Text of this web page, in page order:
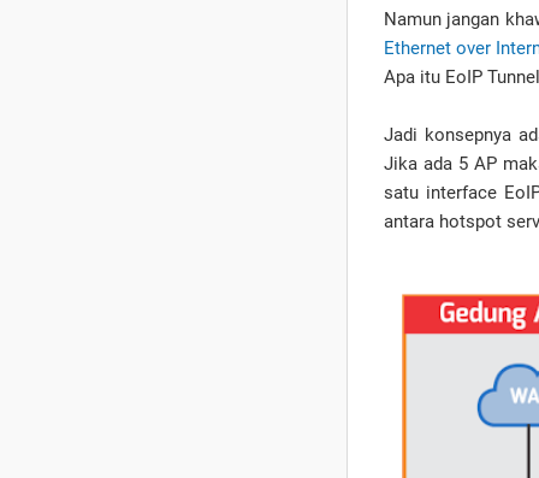
Namun jangan
Ethernet over
Apa itu EoIP
Jadi konsepnya
Jika ada 5 AP
satu interface
antara hotspot